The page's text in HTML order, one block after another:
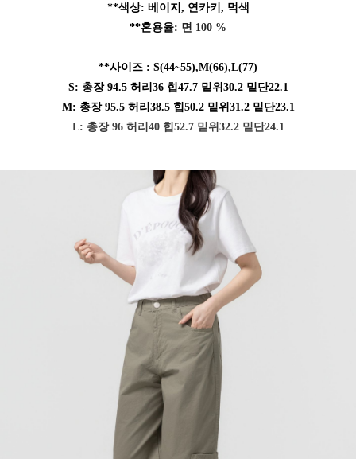
**색상: 베이지, 연카키, 먹색
**혼용율: 면 100 %
**사이즈 : S(44~55),M(66),L(77)
S: 총장 94.5 허리36 힙47.7 밑위30.2 밑단22.1
M: 총장 95.5 허리38.5 힙50.2 밑위31.2 밑단23.1
L: 총장 96 허리40 힙52.7 밑위32.2 밑단24.1